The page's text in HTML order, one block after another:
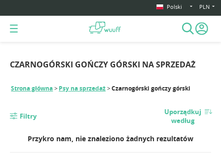
Polski PLN
CZARNOGÓRSKI GOŃCZY GÓRSKI NA SPRZEDAŻ
Strona główna Psy na sprzedaż Czarnogórski gończy górski
Filtry
Uporządkuj
według
Przykro nam, nie znaleziono żadnych rezultatów